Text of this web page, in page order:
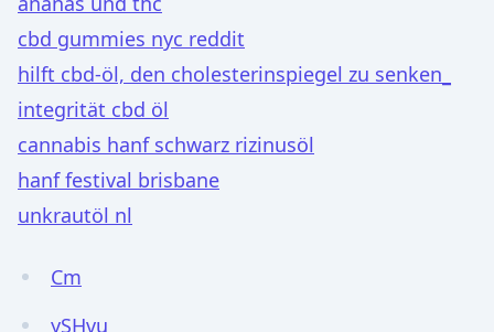
cbd gummies nyc reddit
hilft cbd-öl, den cholesterinspiegel zu senken_
integrität cbd öl
cannabis hanf schwarz rizinusöl
hanf festival brisbane
unkrautöl nl
Cm
ySHvu